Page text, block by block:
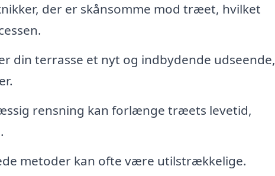
der er skånsomme mod træet, hvilket
din terrasse et nyt og indbydende udseende,
rensning kan forlænge træets levetid,
metoder kan ofte være utilstrækkelige.